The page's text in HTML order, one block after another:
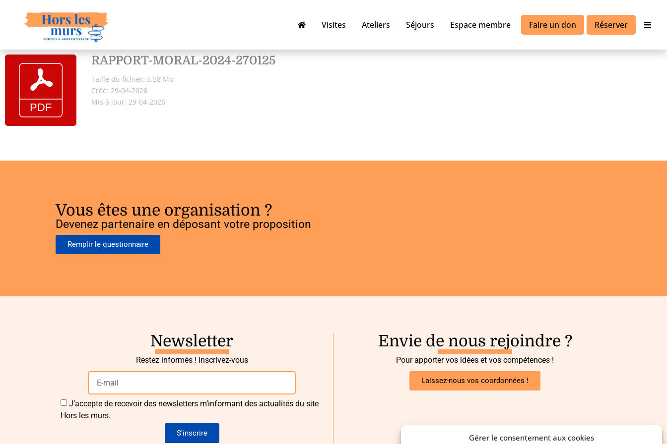
Gérer le consentement aux cookies
Visites Ateliers Séjours Espace membre Faire un don Réserver
RAPPORT-MORAL-2024-270125
Taille du fichier: 5.58 Mo
Créé: 29-04-2026
Mis à jour: 29-04-2026
Vous êtes une organisation ?
Devenez partenaire en déposant votre proposition
Remplir le questionnaire
Newsletter
Restez informés ! inscrivez-vous
J’accepte de recevoir des newsletters m’informant des actualités du site
Hors les murs.
S'inscrire
Envie de nous rejoindre ?
Pour apporter vos idées et vos compétences !
Laissez-nous vos coordonnées !